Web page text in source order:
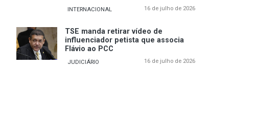
INTERNACIONAL 16 de julho de 2026
TSE manda retirar vídeo de
influenciador petista que associa
Flávio ao PCC
JUDICIÁRIO 16 de julho de 2026